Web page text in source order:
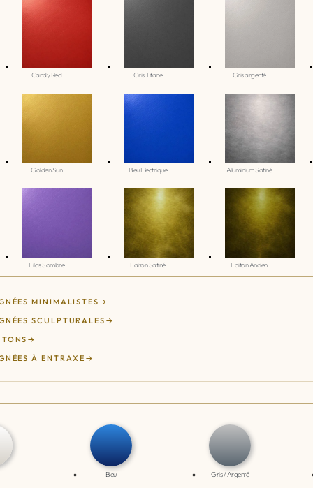
Candy Red Gris Titane Gris argenté
Golden Sun Bleu Electrique Aluminium Satiné
Lilas Sombre Laiton Satiné Laiton Ancien
MINIMALISTES
SCULPTURALES
À ENTRAXE
Bleu Gris / Argenté